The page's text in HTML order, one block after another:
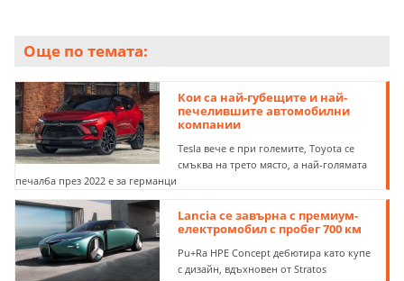
Още по темата:
Кои са най-губещите и най-
печелившите автомобилни
компании
Tesla вече е при големите, Toyota се
смъква на трето място, а най-голямата
печалба през 2022 е за германци
Lancia се завърна с премиум-
електромобил с пробег 700 км
Pu+Ra HPE Concept дебютира като купе
с дизайн, вдъхновен от Stratos